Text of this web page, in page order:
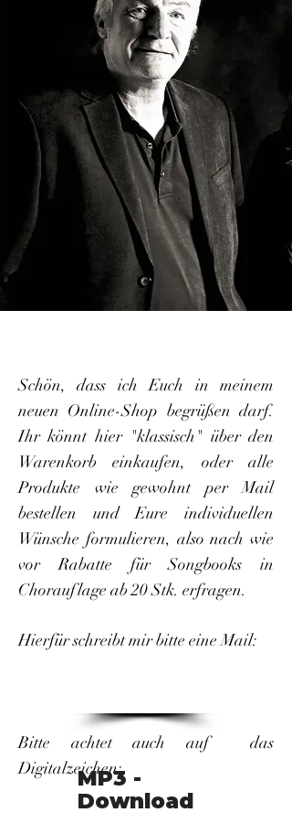
Schön, dass ich Euch in meinem
neuen Online-Shop begrüßen darf.
Ihr könnt hier "klassisch" über den
Warenkorb einkaufen, oder alle
Produkte wie gewohnt per Mail
bestellen und Eure individuellen
Wünsche formulieren, also nach wie
vor Rabatte für Songbooks in
Chorauflage ab 20 Stk. erfragen.
Hierfür schreibt mir bitte eine Mail:
Bitte achtet auch auf das
Digitalzeichen:
MP3 -
Download